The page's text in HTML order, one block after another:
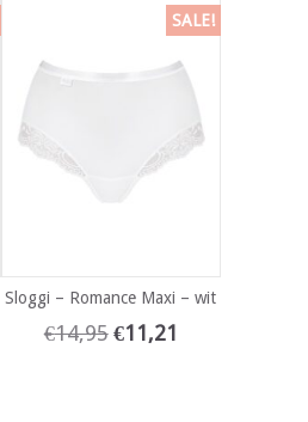
SALE!
Sloggi – Romance Maxi – wit
€14,95 €11,21